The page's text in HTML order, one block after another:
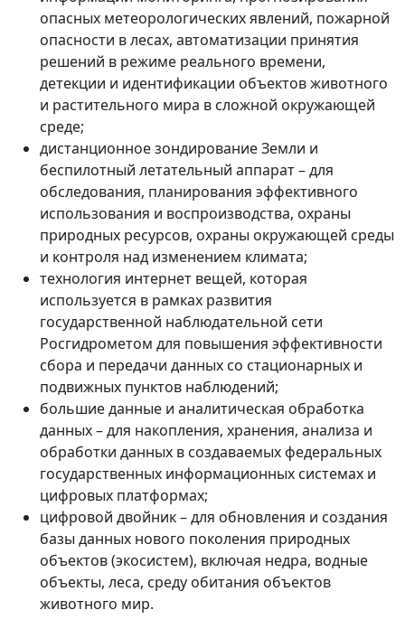
опасных метеорологических явлений, пожарной
опасности в лесах, автоматизации принятия
решений в режиме реального времени,
детекции и идентификации объектов животного
и растительного мира в сложной окружающей
среде;
дистанционное зондирование Земли и
беспилотный летательный аппарат – для
обследования, планирования эффективного
использования и воспроизводства, охраны
природных ресурсов, охраны окружающей среды
и контроля над изменением климата;
технология интернет вещей, которая
используется в рамках развития
государственной наблюдательной сети
Росгидрометом для повышения эффективности
сбора и передачи данных со стационарных и
подвижных пунктов наблюдений;
большие данные и аналитическая обработка
данных – для накопления, хранения, анализа и
обработки данных в создаваемых федеральных
государственных информационных системах и
цифровых платформах;
цифровой двойник – для обновления и создания
базы данных нового поколения природных
объектов (экосистем), включая недра, водные
объекты, леса, среду обитания объектов
животного мир.